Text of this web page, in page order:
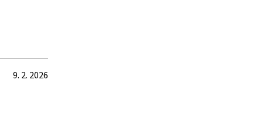
9. 2. 2026